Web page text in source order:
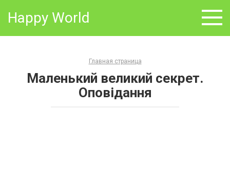
Happy World
Главная страница
Маленький великий секрет.
Оповідання